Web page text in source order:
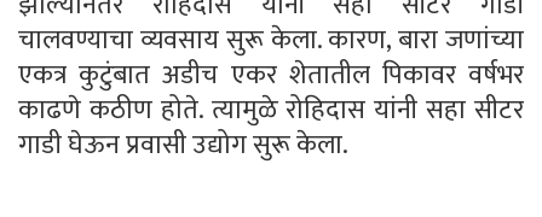
चालवण्याचा व्यवसाय सुरू केला. कारण, बारा जणांच्या
एकत्र कुटुंबात अडीच एकर शेतातील पिकावर वर्षभर
काढणे कठीण होते. त्यामुळे रोहिदास यांनी सहा सीटर
गाडी घेऊन प्रवासी उद्योग सुरू केला.